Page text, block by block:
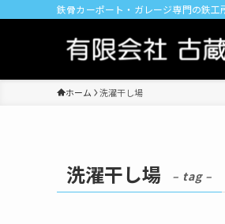
鉄骨カーポート・ガレージ専門の鉄工
ホーム 洗濯干し場
洗濯干し場 – tag –